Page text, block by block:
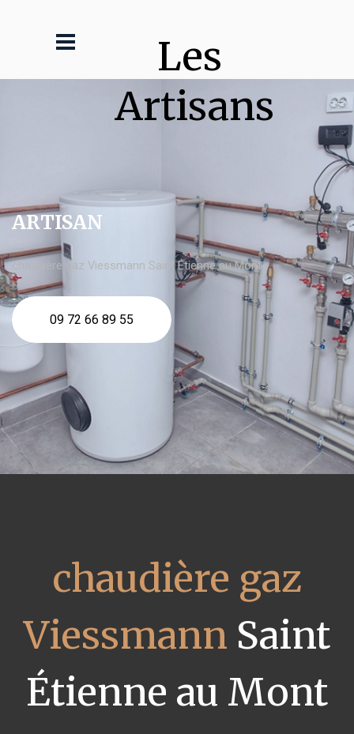
Les
Artisans
ARTISAN
chaudière gaz Viessmann Saint Étienne au Mont
09 72 66 89 55
chaudière gaz
Viessmann Saint
Étienne au Mont